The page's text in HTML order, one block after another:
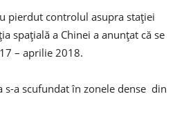
pierdut controlul asupra stației
spațială a Chinei a anunțat că se
– aprilie 2018.
s-a scufundat în zonele dense din